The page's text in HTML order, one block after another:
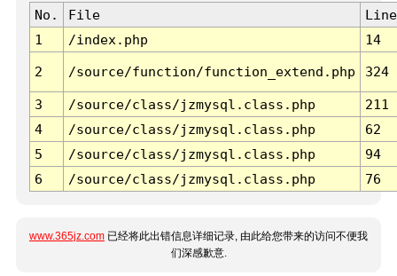
No. File
Line
1
/index.php 14
2 /source/function/function_extend.php 324
3 /source/class/jzmysql.class.php
211
4
/source/class/jzmysql.class.php
62
5
/source/class/jzmysql.class.php
94
6
/source/class/jzmysql.class.php 76
www.365jz.com 已经将此出错信息详细记录, 由此给您带来的访问不便我
们深感歉意.